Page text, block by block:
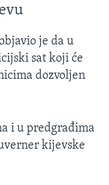
je da u
sat koji će
dozvoljen
i u predgrađima
kijevske